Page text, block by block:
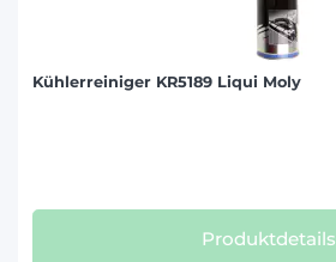
Kühlerreiniger KR5189 Liqui Moly
Produktdetails